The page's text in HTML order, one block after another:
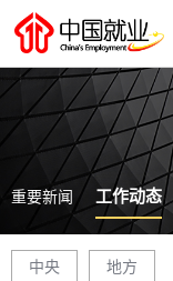
重要新闻 工作动态
中央 地方